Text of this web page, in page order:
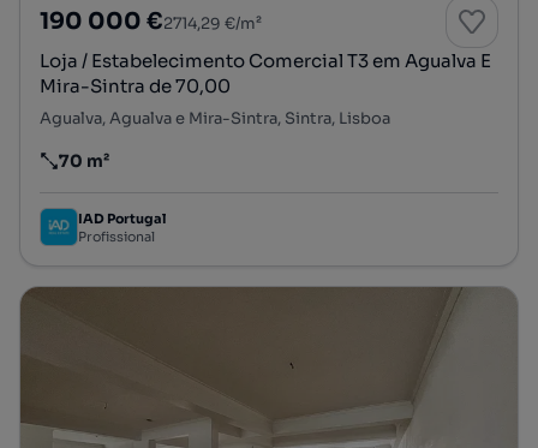
190 000 €2714,29 €/m²
Loja / Estabelecimento Comercial T3 em Agualva E
Mira-Sintra de 70,00
Agualva, Agualva e Mira-Sintra, Sintra, Lisboa
Preço por metro quadrado
70 m²
IAD Portugal
Profissional